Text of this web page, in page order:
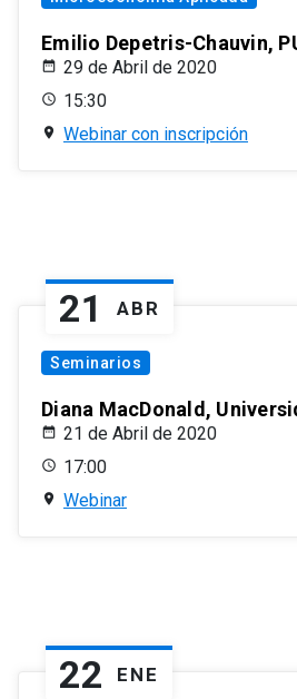
Emilio Depetris-Chauvin,
29 de Abril de 2020
15:30
Webinar con inscripción
21 ABR
Seminarios
Diana MacDonald,
21 de Abril de 2020
17:00
Webinar
22 ENE